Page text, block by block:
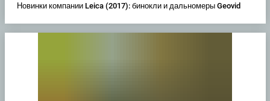
Новинки компании Leica (2017): бинокли и дальномеры Geovid